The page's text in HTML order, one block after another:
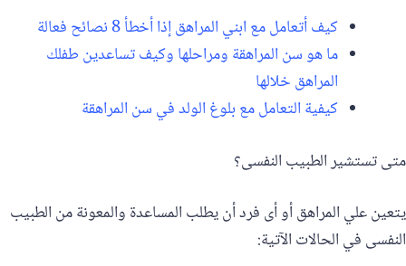
كيف أتعامل مع ابني المراهق إذا أخطأ 8 نصائح فعالة
ما هو سن المراهقة ومراحلها وكيف تساعدين طفلك
المراهق خلالها
كيفية التعامل مع بلوغ الولد في سن المراهقة
متى تستشير الطبيب النفسى؟
يتعين علي المراهق أو أى فرد أن يطلب المساعدة والمعونة من الطبيب
النفسى في الحالات الآتية: